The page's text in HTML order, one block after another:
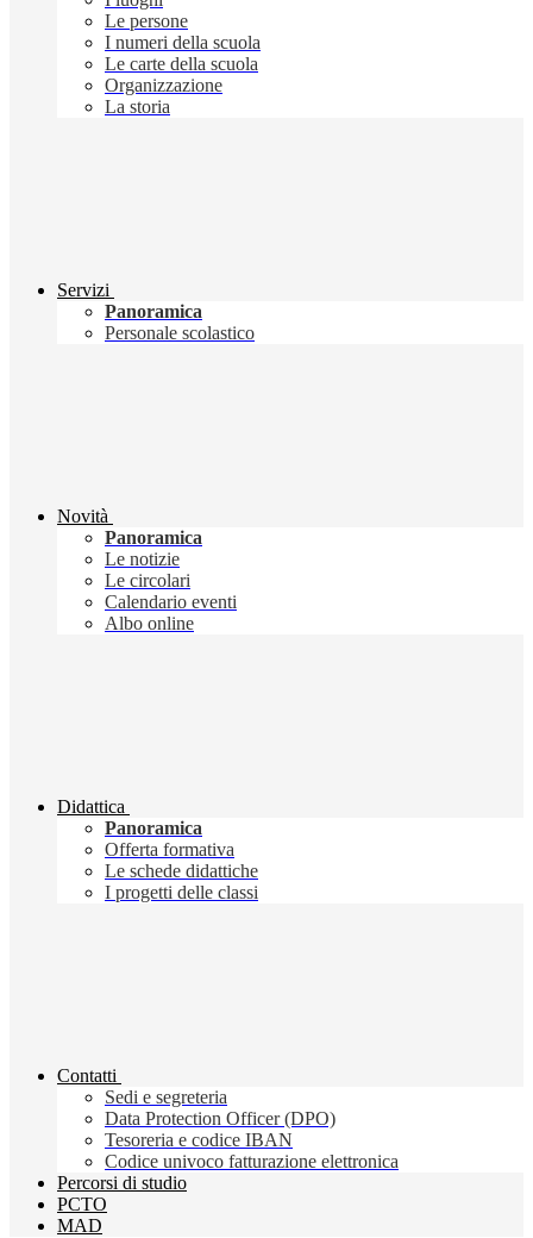
Le persone
I numeri della scuola
Le carte della scuola
Organizzazione
La storia
Servizi
Panoramica
Personale scolastico
Novità
Panoramica
Le notizie
Le circolari
Calendario eventi
Albo online
Didattica
Panoramica
Offerta formativa
Le schede didattiche
I progetti delle classi
Contatti
Sedi e segreteria
Data Protection Officer (DPO)
Tesoreria e codice IBAN
Codice univoco fatturazione elettronica
Percorsi di studio
PCTO
MAD